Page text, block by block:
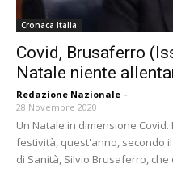
Cronaca Italia
Covid, Brusaferro
Natale niente
Redazione Nazionale -
28 Novembre 2020
Un Natale in dimensione
festività, quest'anno, secondo
di Sanità, Silvio Brusaferro, che